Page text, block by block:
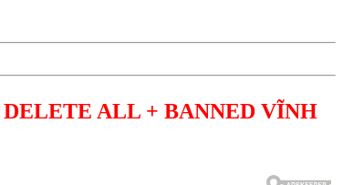
ALL + BANNED VĨNH